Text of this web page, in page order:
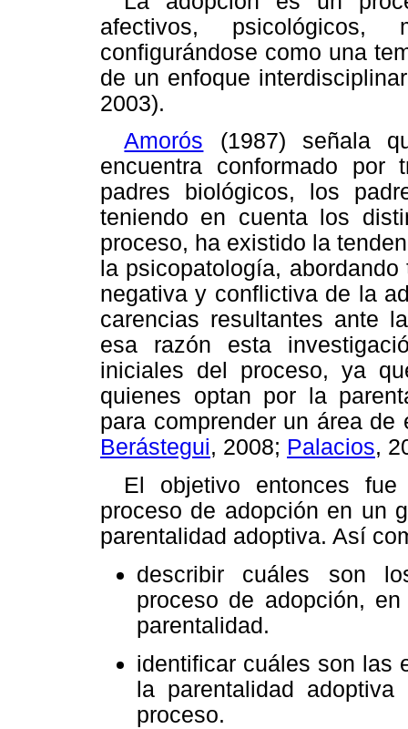
afectivos,
configurándose como una
de un enfoque
2003).
Amorós (1987) señala
encuentra conformado
padres biológicos, los
teniendo en cuenta los
proceso, ha existido la
la psicopatología,
negativa y conflictiva de la
carencias resultantes ante
esa razón esta
iniciales del proceso, ya
quienes optan por la
para comprender un área de
Berástegui, 2008; Palacios,
El objetivo entonces
proceso de adopción en un
parentalidad adoptiva. Así
describir cuáles son
proceso de adopción,
parentalidad.
identificar cuáles son las
la parentalidad
proceso.